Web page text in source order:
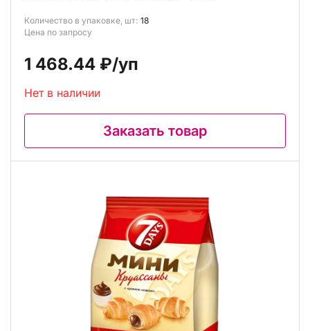
Количество в упаковке, шт: 18
Цена по запросу
1 468.44 ₽/уп
Нет в наличии
Заказать товар